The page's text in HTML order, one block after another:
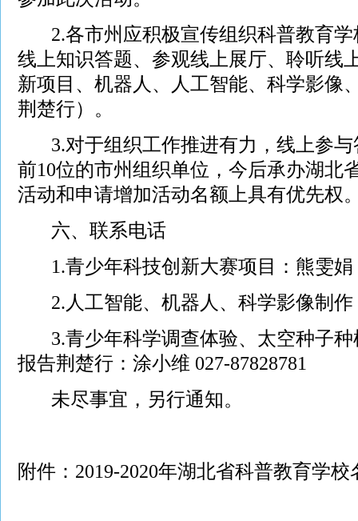
2.各市州应积极宣传组织科普教育学
线上知识答题、参观线上展厅、聆听线
新项目、机器人、人工智能、科学影像
荆楚行）。
3.对于组织工作推进有力，线上参与
前10位的市州组织单位，今后承办湖北
活动和申请增加活动名额上具有优先权
六、联系电话
1.青少年科技创新大赛项目：熊雯娟
2.人工智能、机器人、科学影像制作
3.青少年科学调查体验、太空种子种
报告荆楚行：涂小维 027-87828781
未尽事宜，另行通知。
附件： 2019-2020年湖北省科普教育学校